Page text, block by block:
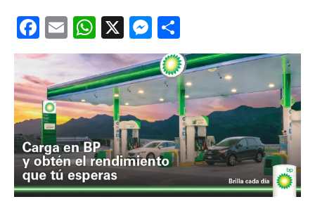
Facebook
EmailWhatsApp
X Messenger